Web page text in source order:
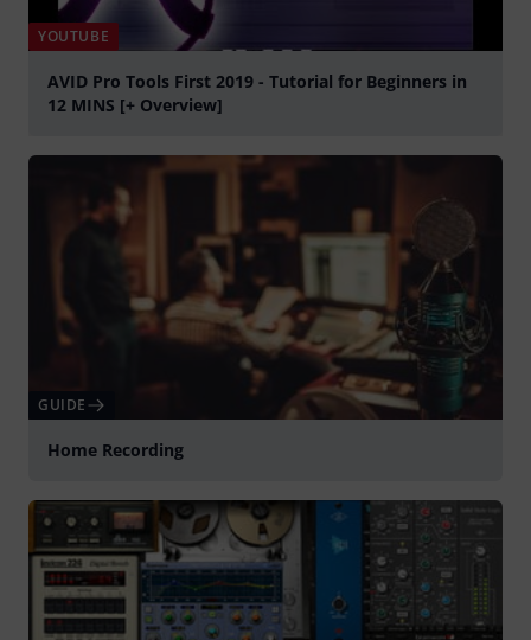
YOUTUBE
AVID Pro Tools First 2019 - Tutorial for Beginners in
12 MINS [+ Overview]
GUIDE
Home Recording